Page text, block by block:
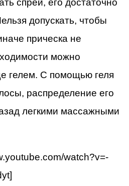
спрей, его достаточно
допускать, чтобы
прическа не
можно
гелем. С помощью геля
распределение его
легкими массажными
watch?v=-